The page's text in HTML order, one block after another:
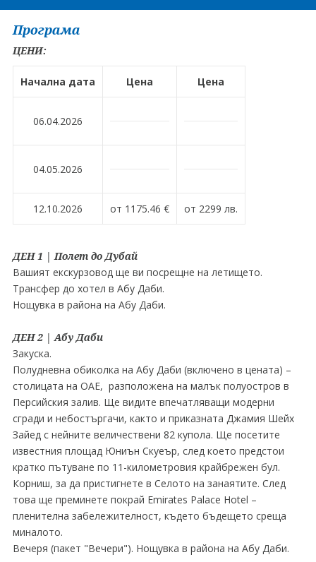
Програма
ЦЕНИ:
Начална дата Цена Цена
06.04.2026
04.05.2026
12.10.2026 от 1175.46 € от 2299 лв.
ДЕН 1 | Полет до Дубай
Вашият екскурзовод ще ви посрещне на летището.
Трансфер до хотел в Абу Даби.
Нощувка в района на Абу Даби.
ДЕН 2 | Абу Даби
Закуска.
Полудневна обиколка на Абу Даби (включено в цената) –
столицата на ОАЕ, разположена на малък полуостров в
Персийския залив. Ще видите впечатляващи модерни
сгради и небостъргачи, както и приказната Джамия Шейх
Зайед с нейните величествени 82 купола. Ще посетите
известния площад Юниън Скуеър, след което предстои
кратко пътуване по 11-километровия крайбрежен бул.
Корниш, за да пристигнете в Селото на занаятите. След
това ще преминете покрай Emirates Palace Hotel –
пленителна забележителност, където бъдещето среща
миналото.
Вечеря (пакет "Вечери"). Нощувка в района на Абу Даби.